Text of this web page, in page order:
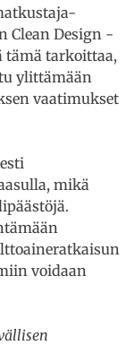
Clean Design -
tämä tarkoittaa,
ylittämään
vaatimukset
mikä
voidaan